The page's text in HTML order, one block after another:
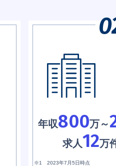
年収800万～
求人12万
※1 2023年7月5日時点